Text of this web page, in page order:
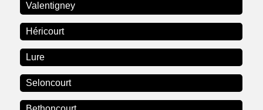
Valentigney
Héricourt
Lure
Seloncourt